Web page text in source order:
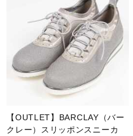
【OUTLET】BARCLAY（バー
クレー）スリッポンスニーカ